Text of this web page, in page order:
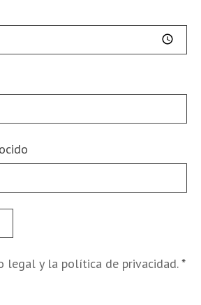
legal y la política de privacidad. *